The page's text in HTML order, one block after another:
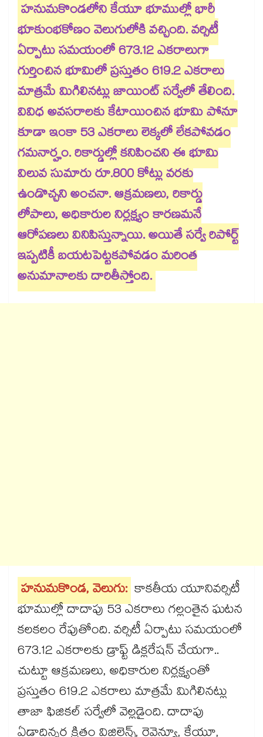
హనుమకొండలోని కేయూ భూముల్లో భారీ
భూకుంభకోణం వెలుగులోకి వచ్చింది. వర్సిటీ
ఏర్పాటు సమయంలో 673.12 ఎకరాలుగా
గుర్తించిన భూమిలో ప్రస్తుతం 619.2 ఎకరాలు
మాత్రమే మిగిలినట్లు జాయింట్ సర్వేలో తేలింది.
వివిధ అవసరాలకు కేటాయించిన భూమి పోనూ
కూడా ఇంకా 53 ఎకరాలు లెక్కలో లేకపోవడం
గమనార్హం. రికార్డుల్లో కనిపించని ఈ భూమి
విలువ సుమారు రూ.800 కోట్లు వరకు
ఉండొచ్చని అంచనా. ఆక్రమణలు, రికార్డు
లోపాలు, అధికారుల నిర్లక్ష్యం కారణమనే
ఆరోపణలు వినిపిస్తున్నాయి. అయితే సర్వే రిపోర్ట్
ఇప్పటికీ బయటపెట్టకపోవడం మరింత
అనుమానాలకు దారితీస్తోంది.
హనుమకొండ, వెలుగు: కాకతీయ యూనివర్సిటీ
భూముల్లో దాదాపు 53 ఎకరాలు గల్లంతైన ఘటన
కలకలం రేపుతోంది. వర్సిటీ ఏర్పాటు సమయంలో
673.12 ఎకరాలకు డ్రాఫ్ట్ డిక్లరేషన్ చేయగా..
చుట్టూ ఆక్రమణలు, అధికారుల నిర్లక్ష్యంతో
ప్రస్తుతం 619.2 ఎకరాలు మాత్రమే మిగిలినట్లు
తాజా ఫిజికల్ సర్వేలో వెల్లడైంది. దాదాపు